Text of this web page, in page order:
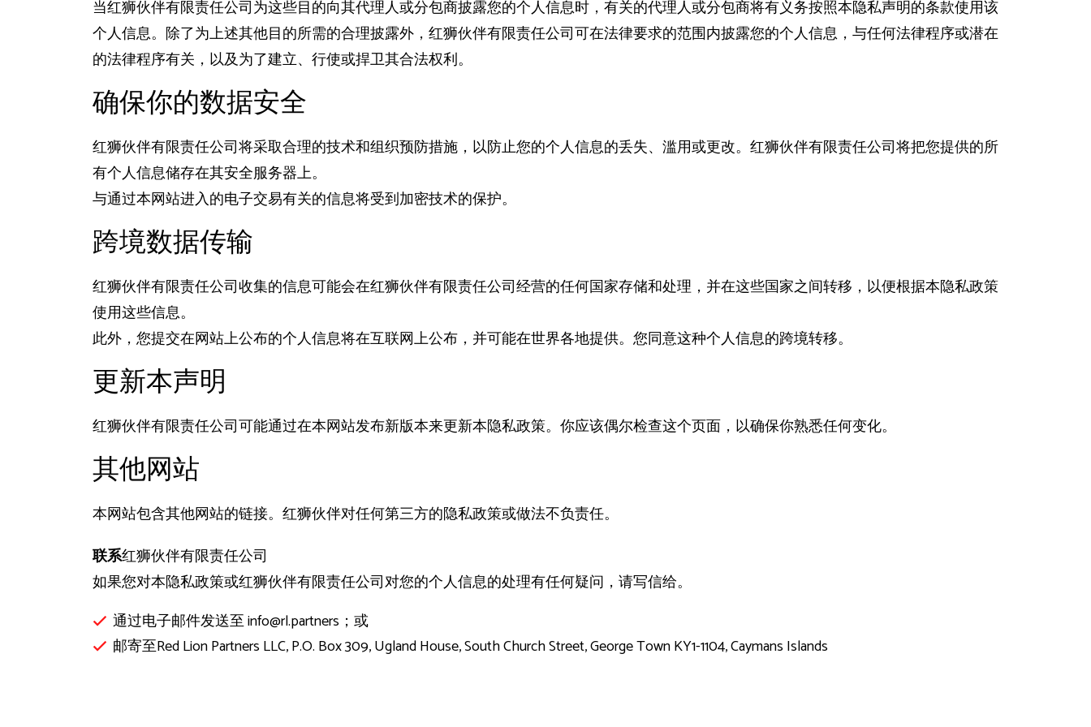
当红狮伙伴有限责任公司为这些目的向其代理人或分包商披露您的个人信息时，有关的代理人或分包商将有义务按照本隐私声明的条款使用该
个人信息。除了为上述其他目的所需的合理披露外，红狮伙伴有限责任公司可在法律要求的范围内披露您的个人信息，与任何法律程序或潜在
的法律程序有关，以及为了建立、行使或捍卫其合法权利。
确保你的数据安全
红狮伙伴有限责任公司将采取合理的技术和组织预防措施，以防止您的个人信息的丢失、滥用或更改。红狮伙伴有限责任公司将把您提供的所
有个人信息储存在其安全服务器上。
与通过本网站进入的电子交易有关的信息将受到加密技术的保护。
跨境数据传输
红狮伙伴有限责任公司收集的信息可能会在红狮伙伴有限责任公司经营的任何国家存储和处理，并在这些国家之间转移，以便根据本隐私政策
使用这些信息。
此外，您提交在网站上公布的个人信息将在互联网上公布，并可能在世界各地提供。您同意这种个人信息的跨境转移。
更新本声明
红狮伙伴有限责任公司可能通过在本网站发布新版本来更新本隐私政策。你应该偶尔检查这个页面，以确保你熟悉任何变化。
其他网站
本网站包含其他网站的链接。红狮伙伴对任何第三方的隐私政策或做法不负责任。
联系红狮伙伴有限责任公司
如果您对本隐私政策或红狮伙伴有限责任公司对您的个人信息的处理有任何疑问，请写信给。
通过电子邮件发送至 info@rl.partners；或
邮寄至Red Lion Partners LLC, P.O. Box 309, Ugland House, South Church Street, George Town KY1-1104, Caymans Islands